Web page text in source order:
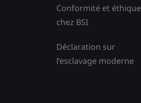
Conformité et éthique
chez BSI
Déclaration sur
l’esclavage moderne